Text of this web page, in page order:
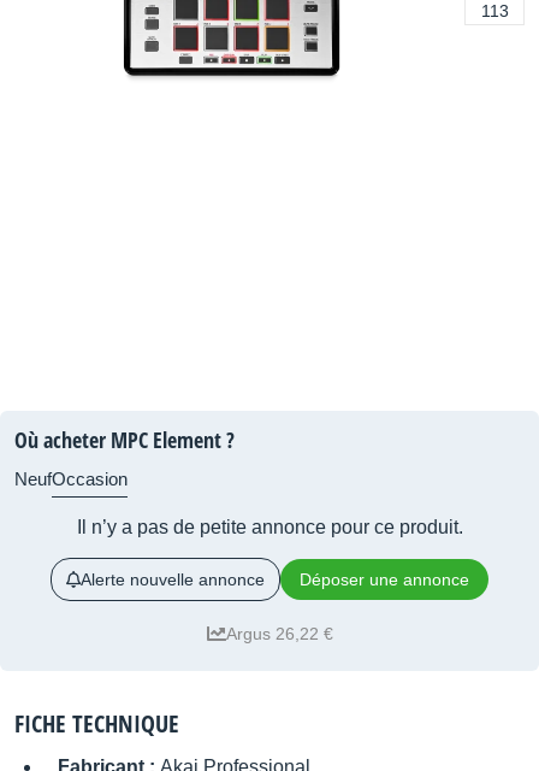
113
Où acheter MPC Element ?
NeufOccasion
Il n’y a pas de petite annonce pour ce produit.
Alerte nouvelle annonce Déposer une annonce
Argus 26,22 €
FICHE TECHNIQUE
Fabricant : Akai Professional